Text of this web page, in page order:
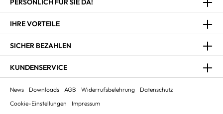
IHRE VORTEILE
SICHER BEZAHLEN
KUNDENSERVICE
News Downloads AGB Widerrufsbelehrung
Datenschutz
Cookie-Einstellungen
Impressum